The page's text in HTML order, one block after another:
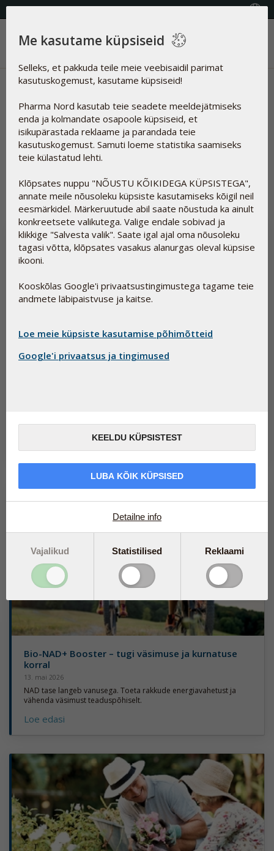
KVALITEETSED TOIDULISANDID
Menüü
Uudised | Bio-Chromium
Artiklid
Lähtesta
Bio-NAD+ Booster – tugi väsimuse ja kurnatuse
korral
13. mai 2026
NAD tase langeb vanusega. Toeta rakkude energiavahetust ja
vähenda väsimust teaduspõhiselt.
Loe edasi
Me kasutame küpsiseid
Selleks, et pakkuda teile meie veebisaidil parimat
kasutuskogemust, kasutame küpsiseid!
Pharma Nord kasutab teie seadete meeldejätmiseks
enda ja kolmandate osapoole küpsiseid, et
isikupärastada reklaame ja parandada teie
kasutuskogemust. Samuti loeme statistika saamiseks
teie külastatud lehti.
Klõpsates nuppu "NÕUSTU KÕIKIDEGA KÜPSISTEGA",
annate meile nõusoleku küpsiste kasutamiseks kõigil neil
eesmärkidel. Märkeruutude abil saate nõustuda ka ainult
konkreetsete valikutega. Valige endale sobivad ja
klikkige "Salvesta valik". Saate igal ajal oma nõusoleku
tagasi võtta, klõpsates vasakus alanurgas oleval küpsise
ikooni.
Kooskõlas Google'i privaatsustingimustega tagame teie
andmete läbipaistvuse ja kaitse.
Loe meie küpsiste kasutamise põhimõtteid
Google'i privaatsus ja tingimused
KEELDU KÜPSISTEST
LUBA KÕIK KÜPSISED
Detailne info
Vajalikud Statistilised Reklaami